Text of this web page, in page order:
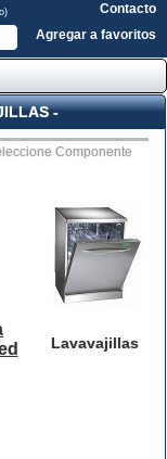
Contacto
Agregar a favoritos
-
Componente
Lavavajillas